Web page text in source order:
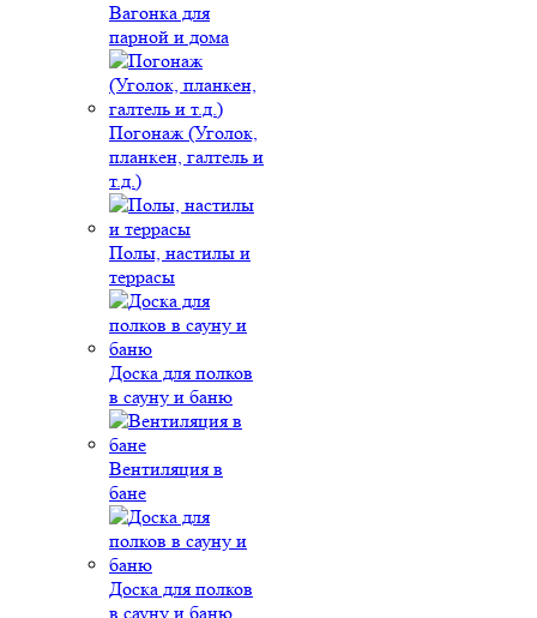
Вагонка для
парной и дома
Погонаж (Уголок,
планкен, галтель и
т.д.)
Полы, настилы и
террасы
Доска для полков
в сауну и баню
Вентиляция в
бане
Доска для полков
в сауну и баню